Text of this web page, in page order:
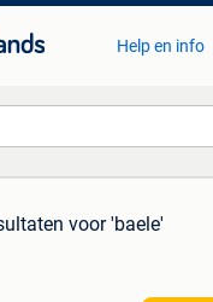
Help en info
voor 'baele'